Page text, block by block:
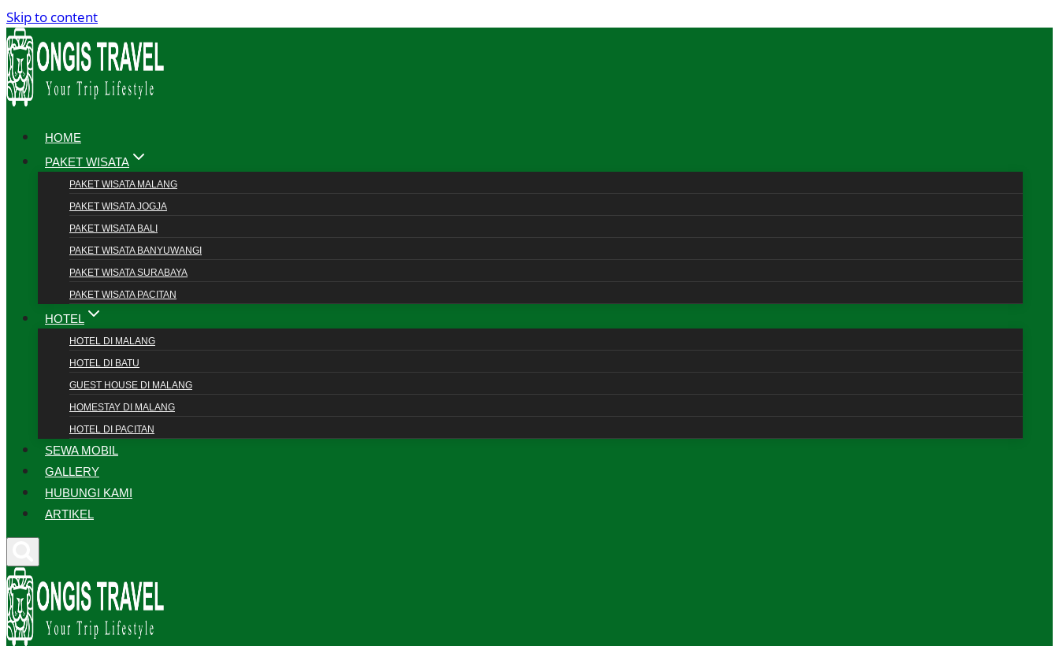
Skip to content
HOME
PAKET WISATA
PAKET WISATA MALANG
PAKET WISATA JOGJA
PAKET WISATA BALI
PAKET WISATA BANYUWANGI
PAKET WISATA SURABAYA
PAKET WISATA PACITAN
HOTEL
HOTEL DI MALANG
HOTEL DI BATU
GUEST HOUSE DI MALANG
HOMESTAY DI MALANG
HOTEL DI PACITAN
SEWA MOBIL
GALLERY
HUBUNGI KAMI
ARTIKEL